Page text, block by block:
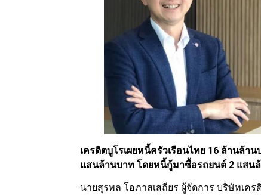
เครดิตบูโรเผยหนี้ครัวเรือนไทย 16 ล้านล้า
แสนล้านบาท โดยหนี้กู้มาซื้อรถยนต์ 2 แสนล้
นายสุรพล โอภาสเสถียร ผู้จัดการ บริษัทเค